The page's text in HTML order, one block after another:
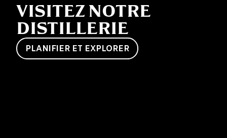
VISITEZ NOTRE
DISTILLERIE
PLANIFIER ET EXPLORER